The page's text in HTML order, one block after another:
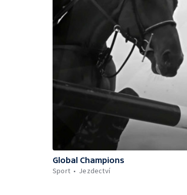
Global Champions
Sport
Jezdectví